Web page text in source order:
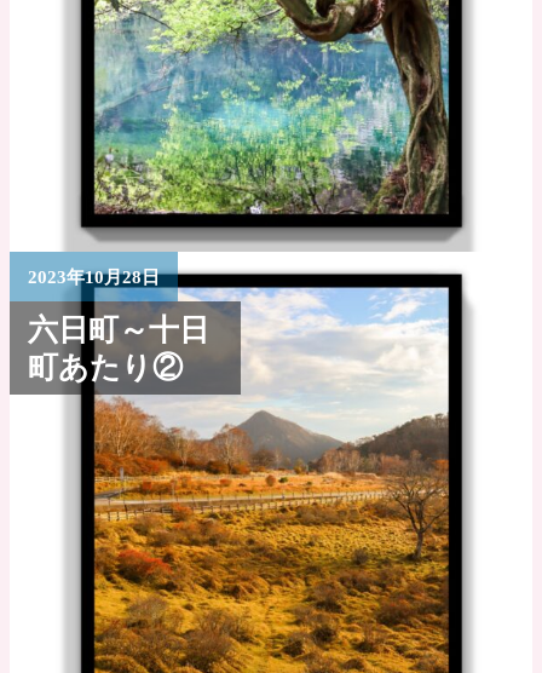
2023年10月28日
六日町～十日
町あたり②